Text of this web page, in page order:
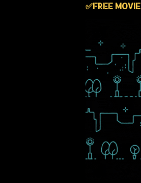
✅️FREE MOVIE